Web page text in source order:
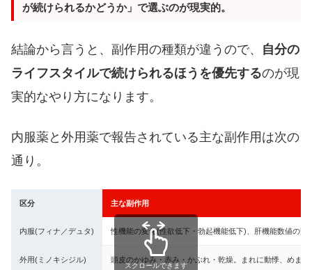
が続けられるかどうか」で選ぶのが現実的。
結論から言うと、副作用の種類が違うので、 自分の
ライフスタイルで続けられるほうを優先するのが現
実的なやり方になります。
内服薬と外用薬で報告されている主な副作用は次の
通り。
区分 主な副作用
内服(フィナ／デュタ) 性機能の変化(性欲低下・勃起機能低下)、肝機能数値の変
外用(ミノキシジル) 頭皮のかゆみ・赤み・かぶれ・乾燥。まれに動悸、めまい
スクロールできます